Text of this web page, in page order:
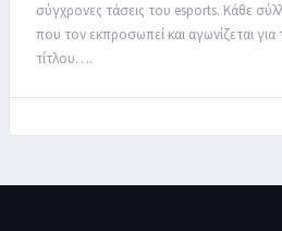
σύγχρονες τάσεις του esports. Κάθε
που τον εκπροσωπεί και αγωνίζεται
τίτλου….